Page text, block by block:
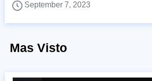
September 7, 2023
Mas Visto